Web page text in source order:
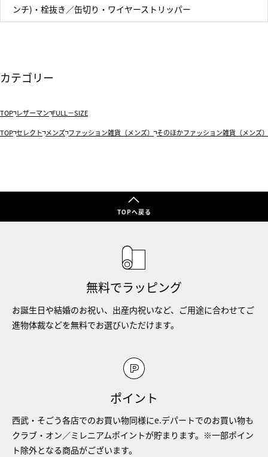
ンチ)・栓抜き／缶切り・ワイヤーストリッパー
カテゴリー
TOP レザーマン FULL－SIZE
TOP セレクト メンズ ファッション雑貨（メンズ） そのほかファッション雑貨（メンズ）
TOPへ戻る
無料でラッピング
お誕生日や結婚のお祝い、出産内祝いなど、ご用途に合わせてご
進物体裁などを無料でお選びいただけます。
ポイント
西武・そごう各店でのお買い物同様にe.デパートでのお買い物も
クラブ・オン／ミレニアムポイントが貯まります。※一部ポイン
ト除外となる商品がございます。